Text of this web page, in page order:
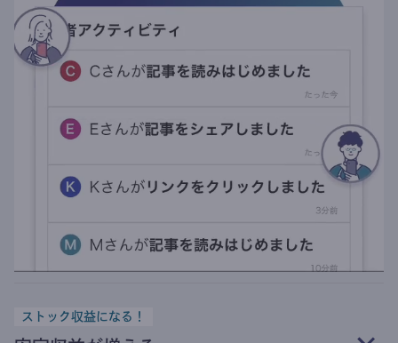
ストック収益になる！